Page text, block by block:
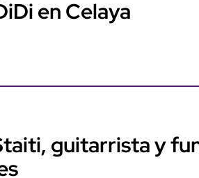
en Celaya
guitarrista y